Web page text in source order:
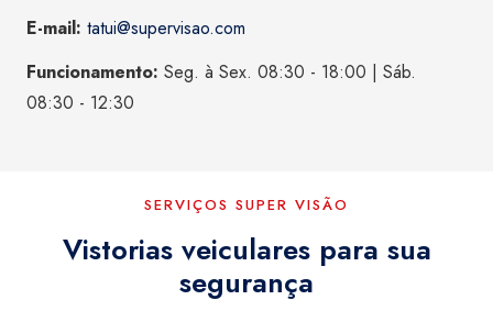
E-mail: tatui@supervisao.com
Funcionamento: Seg. à Sex. 08:30 - 18:00 | Sáb.
08:30 - 12:30
SERVIÇOS SUPER VISÃO
Vistorias veiculares para sua
segurança